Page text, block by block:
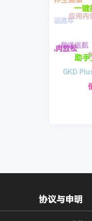
应用内
秒进巡航
GKD Plus
便
抖音圆码
断盘分析
协议与申明